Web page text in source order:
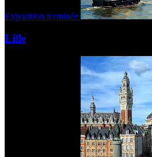
Exposition terminée
Lille